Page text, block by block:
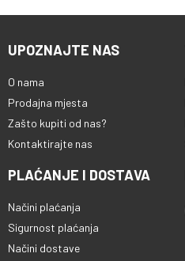
UPOZNAJTE NAS
O nama
Prodajna mjesta
Zašto kupiti od nas?
Kontaktirajte nas
PLAĆANJE I DOSTAVA
Načini plaćanja
Sigurnost plaćanja
Načini dostave